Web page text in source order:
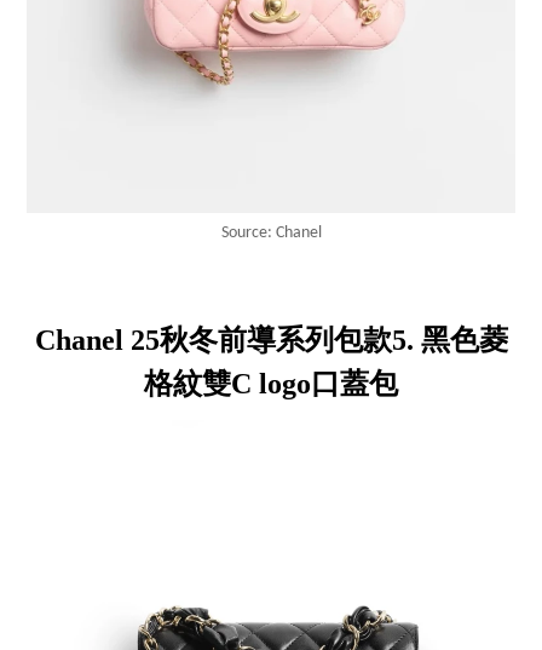
Source: Chanel
Chanel 25秋冬前導系列包款5. 黑色菱
格紋雙C logo口蓋包